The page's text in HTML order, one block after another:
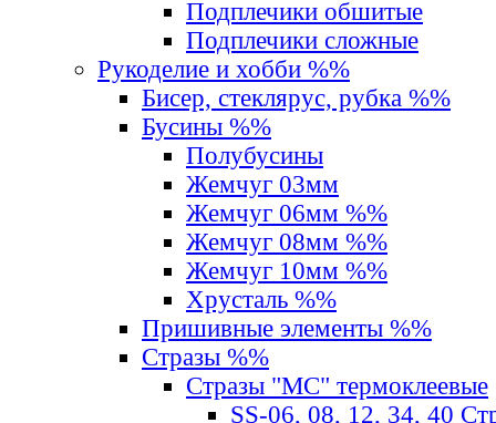
Подплечики обшитые
Подплечики сложные
Рукоделие и хобби %%
Бисер, стеклярус, рубка %%
Бусины %%
Полубусины
Жемчуг 03мм
Жемчуг 06мм %%
Жемчуг 08мм %%
Жемчуг 10мм %%
Хрусталь %%
Пришивные элементы %%
Стразы %%
Стразы "MС" термоклеевые
SS-06, 08, 12, 34, 40